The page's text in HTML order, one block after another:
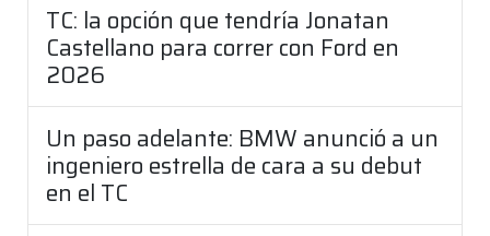
TC: la opción que tendría Jonatan
Castellano para correr con Ford en
2026
Un paso adelante: BMW anunció a un
ingeniero estrella de cara a su debut
en el TC